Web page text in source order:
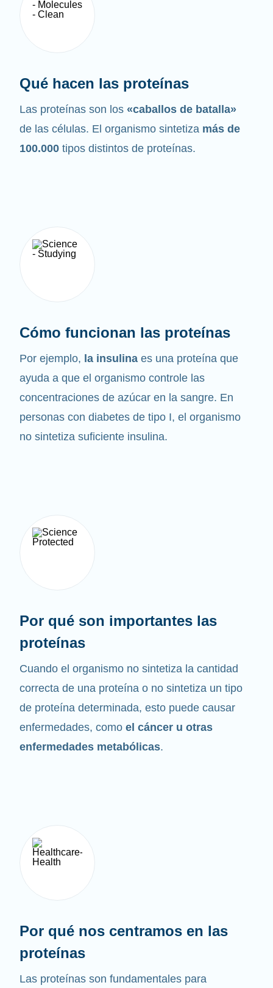
Qué hacen las proteínas
Las proteínas son los «caballos de batalla»
de las células. El organismo sintetiza más de
100.000 tipos distintos de proteínas.
Cómo funcionan las proteínas
Por ejemplo, la insulina es una proteína que
ayuda a que el organismo controle las
concentraciones de azúcar en la sangre. En
personas con diabetes de tipo I, el organismo
no sintetiza suficiente insulina.
Por qué son importantes las
proteínas
Cuando el organismo no sintetiza la cantidad
correcta de una proteína o no sintetiza un tipo
de proteína determinada, esto puede causar
enfermedades, como el cáncer u otras
enfermedades metabólicas.
Por qué nos centramos en las
proteínas
Las proteínas son fundamentales para